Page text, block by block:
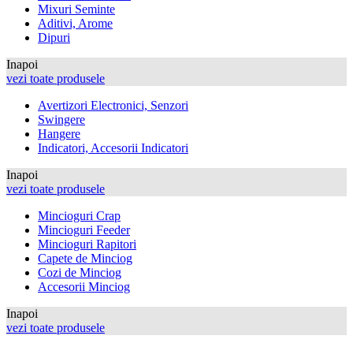
Mixuri Seminte
Aditivi, Arome
Dipuri
Inapoi
vezi toate produsele
Avertizori Electronici, Senzori
Swingere
Hangere
Indicatori, Accesorii Indicatori
Inapoi
vezi toate produsele
Mincioguri Crap
Mincioguri Feeder
Mincioguri Rapitori
Capete de Minciog
Cozi de Minciog
Accesorii Minciog
Inapoi
vezi toate produsele